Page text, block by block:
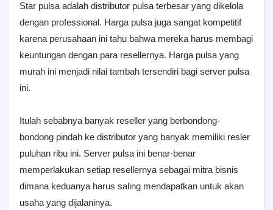
Star pulsa adalah distributor pulsa terbesar yang dikelola
dengan professional. Harga pulsa juga sangat kompetitif
karena perusahaan ini tahu bahwa mereka harus membagi
keuntungan dengan para resellernya. Harga pulsa yang
murah ini menjadi nilai tambah tersendiri bagi server pulsa
ini.
Itulah sebabnya banyak reseller yang berbondong-
bondong pindah ke distributor yang banyak memiliki resler
puluhan ribu ini. Server pulsa ini benar-benar
memperlakukan setiap resellernya sebagai mitra bisnis
dimana keduanya harus saling mendapatkan untuk akan
usaha yang dijalaninya.